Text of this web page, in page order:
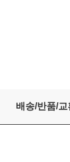
영풀이 중 2-2
배송/반품/교